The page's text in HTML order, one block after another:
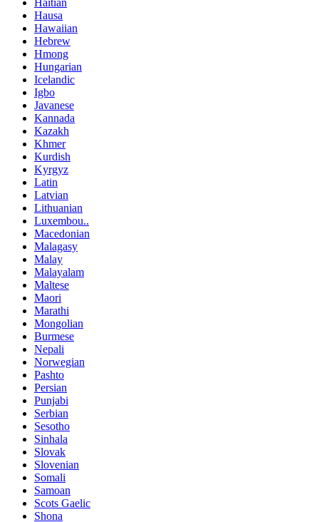
Haitian
Hausa
Hawaiian
Hebrew
Hmong
Hungarian
Icelandic
Igbo
Javanese
Kannada
Kazakh
Khmer
Kurdish
Kyrgyz
Latin
Latvian
Lithuanian
Luxembou..
Macedonian
Malagasy
Malay
Malayalam
Maltese
Maori
Marathi
Mongolian
Burmese
Nepali
Norwegian
Pashto
Persian
Punjabi
Serbian
Sesotho
Sinhala
Slovak
Slovenian
Somali
Samoan
Scots Gaelic
Shona